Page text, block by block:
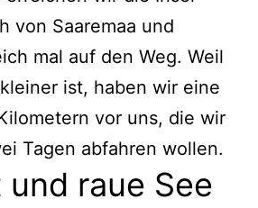
von Saaremaa und
mal auf den Weg. Weil
ist, haben wir eine
vor uns, die wir
Tagen abfahren wollen.
raue See